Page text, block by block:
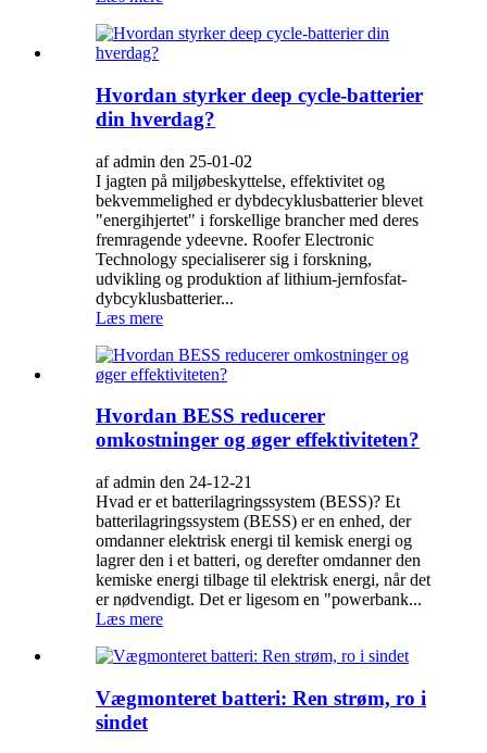
Hvordan styrker deep cycle-batterier
din hverdag?
af admin den 25-01-02
I jagten på miljøbeskyttelse, effektivitet og
bekvemmelighed er dybdecyklusbatterier blevet
"energihjertet" i forskellige brancher med deres
fremragende ydeevne. Roofer Electronic
Technology specialiserer sig i forskning,
udvikling og produktion af lithium-jernfosfat-
dybcyklusbatterier...
Læs mere
Hvordan BESS reducerer
omkostninger og øger effektiviteten?
af admin den 24-12-21
Hvad er et batterilagringssystem (BESS)? Et
batterilagringssystem (BESS) er en enhed, der
omdanner elektrisk energi til kemisk energi og
lagrer den i et batteri, og derefter omdanner den
kemiske energi tilbage til elektrisk energi, når det
er nødvendigt. Det er ligesom en "powerbank...
Læs mere
Vægmonteret batteri: Ren strøm, ro i
sindet